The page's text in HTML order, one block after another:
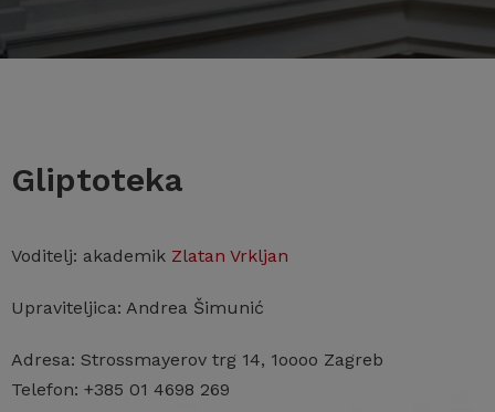
Gliptoteka
Voditelj: akademik Zlatan Vrkljan
Upraviteljica: Andrea Šimunić
Adresa: Strossmayerov trg 14, 1oooo Zagreb
Telefon: +385 01 4698 269